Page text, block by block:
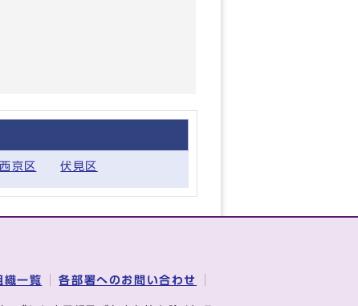
西京区 伏見区
織一覧 各部署へのお問い合わせ